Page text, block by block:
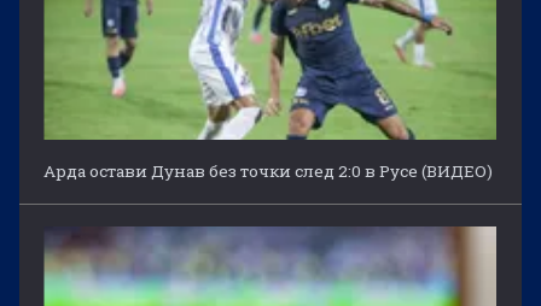
Арда остави Дунав без точки след 2:0 в Русе (ВИДЕО)